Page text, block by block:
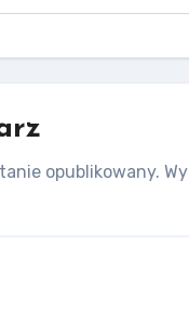
opublikowany.